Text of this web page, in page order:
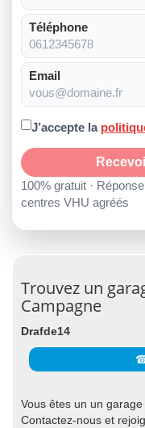
Téléphone
Email
J’accepte la
100% gratuit ·
centres VHU agréés
Trouvez un
Campagne
Drafde14
☎
Vous êtes un un
Contactez-nous et